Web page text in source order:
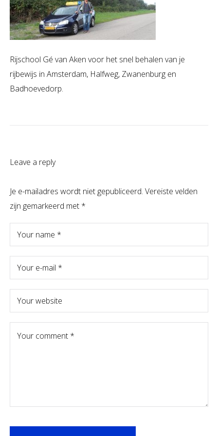
Rijschool Gé van Aken voor het snel behalen van je
rijbewijs in Amsterdam, Halfweg, Zwanenburg en
Badhoevedorp.
Leave a reply
Je e-mailadres wordt niet gepubliceerd. Vereiste velden
zijn gemarkeerd met *